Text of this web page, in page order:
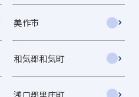
美作市
和気郡和気町
浅口郡里庄町